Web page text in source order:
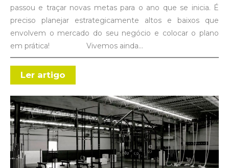
passou e traçar novas metas para o ano que se inicia. É
preciso planejar estrategicamente altos e baixos que
envolvem o mercado do seu negócio e colocar o plano
em prática! Vivemos ainda…
Ler artigo